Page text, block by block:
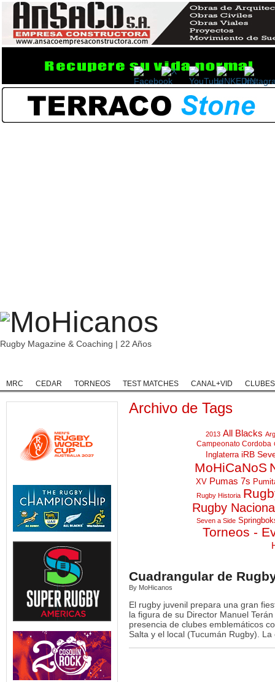
Rugby Magazine & Coaching | 22 Años
MRC
CEDAR TORNEOS TEST MATCHES CANAL+VID CLUBES
Archivo de Tags
2013 All Blacks
Campeonato Cordoba
Inglaterra iRB
MoHiCaNoS
XV Pumas 7s
Rugby Historia
Rugby
Seven a Side
Torneos -
Cuadrangular de
By MoHicanos
El rugby juvenil prepara una gran
la figura de su Director Manuel
presencia de clubes emblemáticos
Salta y el local (Tucumán Rugby). La